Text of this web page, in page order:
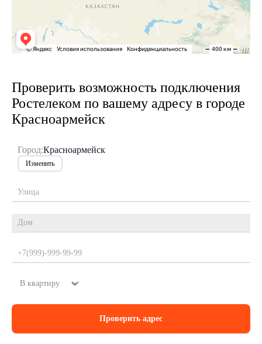
Проверить возможность подключения
Ростелеком по вашему адресу в городе
Красноармейск
Город:Красноармейск
Изменить